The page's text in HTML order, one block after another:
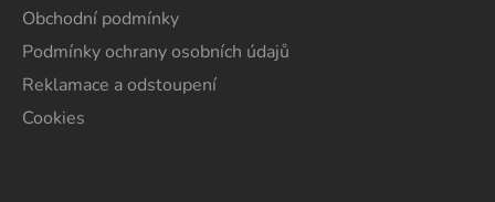
Obchodní podmínky
Podmínky ochrany osobních údajů
Reklamace a odstoupení
Cookies